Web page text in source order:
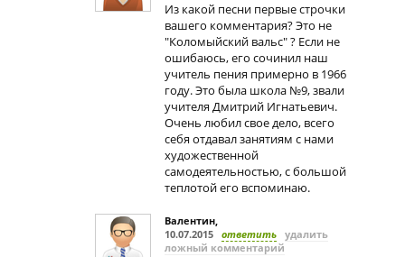
Из какой песни первые строчки
вашего комментария? Это не
"Коломыйский вальс" ? Если не
ошибаюсь, его сочинил наш
учитель пения примерно в 1966
году. Это была школа №9, звали
учителя Дмитрий Игнатьевич.
Очень любил свое дело, всего
себя отдавал занятиям с нами
художественной
самодеятельностью, с большой
теплотой его вспоминаю.
Валентин,
10.07.2015 ответить удалить
ложный комментарий